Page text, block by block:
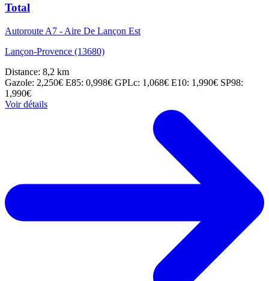
Total
Autoroute A7 - Aire De Lançon Est
Lançon-Provence (13680)
Distance: 8,2 km
Gazole: 2,250€ E85: 0,998€ GPLc: 1,068€ E10: 1,990€ SP98:
1,990€
Voir détails